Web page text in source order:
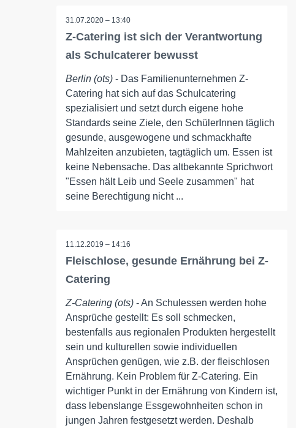
31.07.2020 – 13:40
Z-Catering ist sich der Verantwortung
als Schulcaterer bewusst
Berlin (ots) - Das Familienunternehmen Z-
Catering hat sich auf das Schulcatering
spezialisiert und setzt durch eigene hohe
Standards seine Ziele, den SchülerInnen täglich
gesunde, ausgewogene und schmackhafte
Mahlzeiten anzubieten, tagtäglich um. Essen ist
keine Nebensache. Das altbekannte Sprichwort
"Essen hält Leib und Seele zusammen" hat
seine Berechtigung nicht ...
11.12.2019 – 14:16
Fleischlose, gesunde Ernährung bei Z-
Catering
Z-Catering (ots) - An Schulessen werden hohe
Ansprüche gestellt: Es soll schmecken,
bestenfalls aus regionalen Produkten hergestellt
sein und kulturellen sowie individuellen
Ansprüchen genügen, wie z.B. der fleischlosen
Ernährung. Kein Problem für Z-Catering. Ein
wichtiger Punkt in der Ernährung von Kindern ist,
dass lebenslange Essgewohnheiten schon in
jungen Jahren festgesetzt werden. Deshalb